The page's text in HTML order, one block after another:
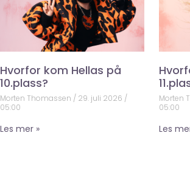
Hvorfor kom Hellas på
10.plass?
Morten Thomassen
29. juli 2026
05:00
Les mer »
Morten
05:00
Les